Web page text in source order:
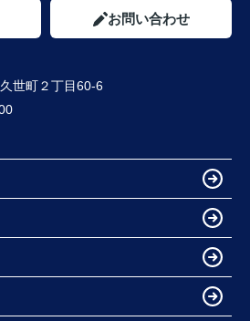
お問い合わせ
世町２丁目60-6